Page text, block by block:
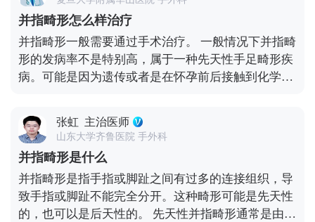
中的挑战。 请注意，以上内容仅供参考，具体诊断和
治疗方案需由专业医生根据患儿的具体情况进行制
定。特殊人群如早产儿或存在其他健康问题的患儿可
能需要更加细致的评估和个性化的治疗方案。因此，
强烈建议家长带患儿到正规医院进行详细检查和咨
应及时就医。
患儿和家长往往还有心理上的阴影，常常会影响到孩
子的心理发育、学习和社会生活，甚至影响到以后的
就业、工作和婚姻。 先天性并指畸形根据病史及临床
体格检查即可明确诊断，辅助检查主要是X线摄片，
明确畸形的类型及骨骼关节生长情况。
并指畸形怎么样治疗
并指畸形一般需要通过手术治疗。 一般情况下并指畸
形的发病率不是特别高，属于一种先天性手足畸形疾
病。可能是因为遗传或者是在怀孕前后接触到化学物
血运情况和并指的类型决定。如果是简单的并指通常
一次手术可以将其完全分开，如果是复杂性需要考虑
血运的情况进行多次手术。 如果并指畸形出现皮肤缺
损的情况时，还需要在做手术的时候做植皮治疗，形
成并指畸形时，一般只能通过手术的方法治疗。
张虹 主治医师
山东大学齐鲁医院 手外科
并指畸形是什么
并指畸形是指手指或脚趾之间有过多的连接组织，导
致手指或脚趾不能完全分开。这种畸形可能是先天性
的，也可以是后天性的。 先天性并指畸形通常是由于